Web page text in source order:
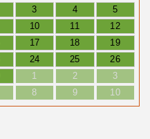
3 4
5
10 11
12
17 18
19
24 25
26
1 2
3
8 9 10